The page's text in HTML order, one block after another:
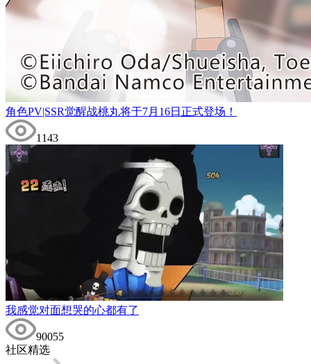
角色PV|SSR觉醒战桃丸将于7月16日正式登场！
1143
我感觉对面想哭的心都有了
90055
社区精选